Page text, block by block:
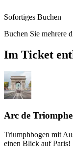
Sofortiges Buchen
Buchen Sie mehrere
Im Ticket
Arc de
Triumphbogen mit
einen Blick auf Paris!